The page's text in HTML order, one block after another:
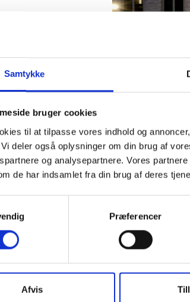
Samtykke
bruger cookies
til at tilpasse vores indhold og
deler også oplysninger om din brug af
og analysepartnere. Vores
de har indsamlet fra din brug af deres
Præferencer
Afvis
det
og
i
05.12.2022 .
Det nye Børne-